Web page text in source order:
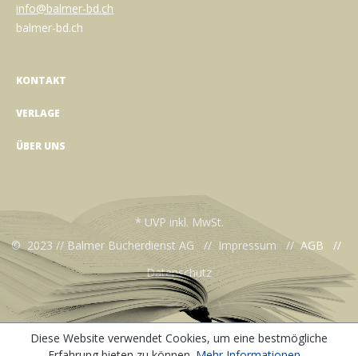
info@balmer-bd.ch
balmer-bd.ch
KONTAKT
VERLAGE
ÜBER UNS
* UVP inkl. MwSt.
© 2023 // Balmer Bücherdienst AG // Impressum // AGB //
Datenschutz
Diese Website verwendet Cookies, um eine bestmögliche